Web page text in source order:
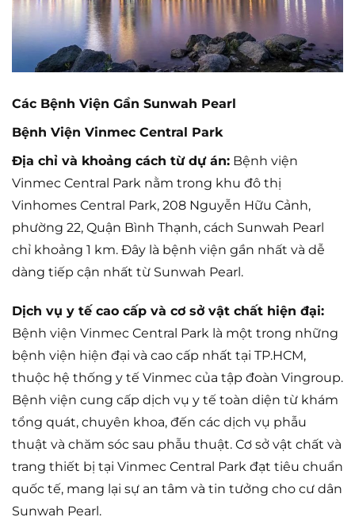
Các Bệnh Viện Gần Sunwah Pearl
Bệnh Viện Vinmec Central Park
Địa chỉ và khoảng cách từ dự án: Bệnh viện
Vinmec Central Park nằm trong khu đô thị
Vinhomes Central Park, 208 Nguyễn Hữu Cảnh,
phường 22, Quận Bình Thạnh, cách Sunwah Pearl
chỉ khoảng 1 km. Đây là bệnh viện gần nhất và dễ
dàng tiếp cận nhất từ Sunwah Pearl.
Dịch vụ y tế cao cấp và cơ sở vật chất hiện đại:
Bệnh viện Vinmec Central Park là một trong những
bệnh viện hiện đại và cao cấp nhất tại TP.HCM,
thuộc hệ thống y tế Vinmec của tập đoàn Vingroup.
Bệnh viện cung cấp dịch vụ y tế toàn diện từ khám
tổng quát, chuyên khoa, đến các dịch vụ phẫu
thuật và chăm sóc sau phẫu thuật. Cơ sở vật chất và
trang thiết bị tại Vinmec Central Park đạt tiêu chuẩn
quốc tế, mang lại sự an tâm và tin tưởng cho cư dân
Sunwah Pearl.